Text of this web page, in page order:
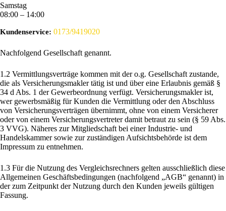
Samstag
08:00 – 14:00
Kundenservice: 0173/9419020
Nachfolgend Gesellschaft genannt.
1.2 Vermittlungsverträge kommen mit der o.g. Gesellschaft zustande,
die als Versicherungsmakler tätig ist und über eine Erlaubnis gemäß §
34 d Abs. 1 der Gewerbeordnung verfügt. Versicherungsmakler ist,
wer gewerbsmäßig für Kunden die Vermittlung oder den Abschluss
von Versicherungsverträgen übernimmt, ohne von einem Versicherer
oder von einem Versicherungsvertreter damit betraut zu sein (§ 59 Abs.
3 VVG). Näheres zur Mitgliedschaft bei einer Industrie- und
Handelskammer sowie zur zuständigen Aufsichtsbehörde ist dem
Impressum zu entnehmen.
1.3 Für die Nutzung des Vergleichsrechners gelten ausschließlich diese
Allgemeinen Geschäftsbedingungen (nachfolgend „AGB“ genannt) in
der zum Zeitpunkt der Nutzung durch den Kunden jeweils gültigen
Fassung.